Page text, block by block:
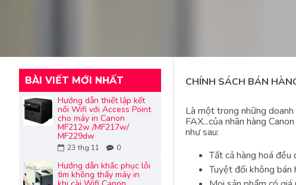
BÀI VIẾT MỚI NHẤT
Hướng dẫn thiết lập kết
nối Wifi với Access Point
cho máy in Canon
MF212w /MF217w/
MF229dw
23 thg 11 0
Hướng dẫn khắc phục lỗi
tìm không thấy máy in
CHÍNH SÁCH BÁN
Là một trong những
FAX...của nhãn hàng
như sau:
Tất cả hàng hoá đều
Tuyệt đối không bán